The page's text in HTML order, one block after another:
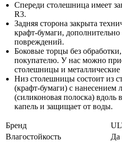
Спереди столешница имеет
R3.
Задняя сторона закрыта
крафт-бумаги,
повреждений.
Боковые торцы без
покупателю. У нас можно
столешницы и
Низ столешницы состоит из
(крафт-бумаги) с нанесением
(силиконовая полоска) вдоль
капель и защищает от воды.
Бренд
Влагостойкость
Да